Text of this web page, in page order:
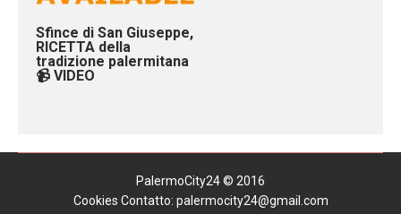
Sfince di San Giuseppe,
RICETTA della
tradizione palermitana
📹 VIDEO
PalermoCity24 © 2016
Cookies Contatto: palermocity24@gmail.com